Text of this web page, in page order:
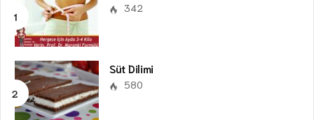
342
Süt Dilimi
580